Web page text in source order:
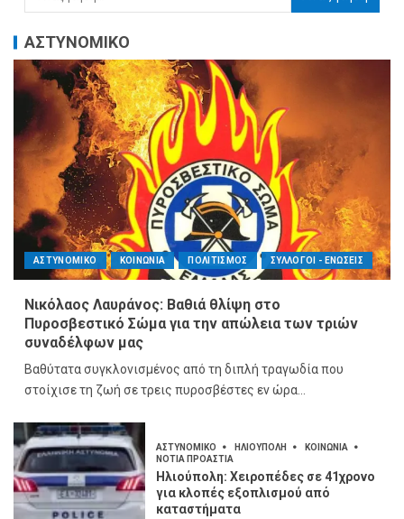
ΑΣΤΥΝΟΜΙΚΟ
ΑΣΤΥΝΟΜΙΚΟ ΚΟΙΝΩΝΙΑ ΠΟΛΙΤΙΣΜΟΣ ΣΥΛΛΟΓΟΙ - ΕΝΩΣΕΙΣ
Νικόλαος Λαυράνος: Βαθιά θλίψη στο
Πυροσβεστικό Σώμα για την απώλεια των τριών
συναδέλφων μας
Βαθύτατα συγκλονισμένος από τη διπλή τραγωδία που
στοίχισε τη ζωή σε τρεις πυροσβέστες εν ώρα...
ΑΣΤΥΝΟΜΙΚΟ ΗΛΙΟΥΠΟΛΗ
ΚΟΙΝΩΝΙΑ
ΝΟΤΙΑ ΠΡΟΑΣΤΙΑ
Ηλιούπολη: Χειροπέδες σε 41χρονο
για κλοπές εξοπλισμού από
καταστήματα